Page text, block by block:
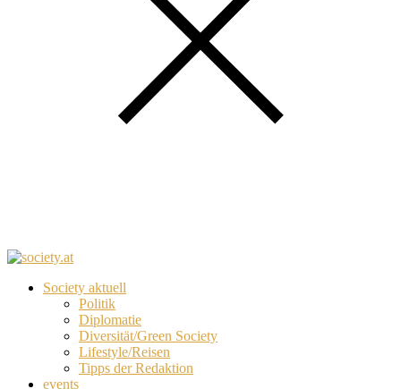
Society aktuell
Politik
Diplomatie
Diversität/Green Society
Lifestyle/Reisen
Tipps der Redaktion
events